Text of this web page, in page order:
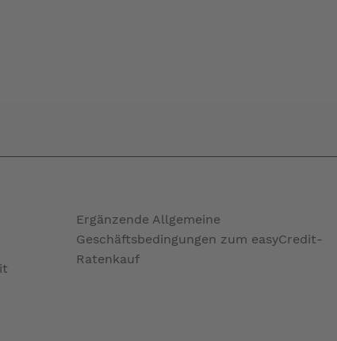
Ergänzende Allgemeine
Geschäftsbedingungen zum easyCredit-
Ratenkauf